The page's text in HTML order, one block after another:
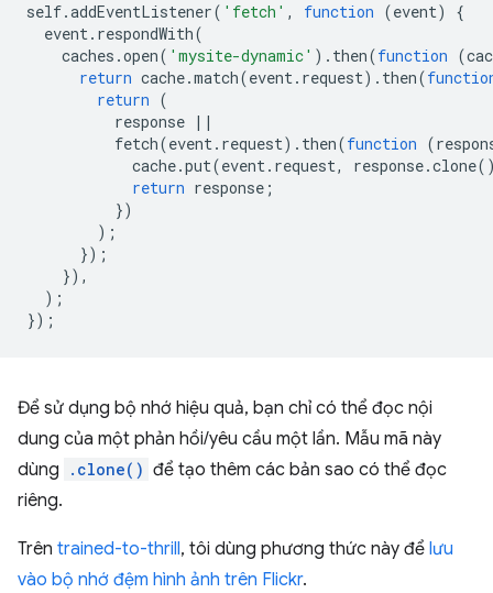
self.addEventListener( 'fetch' , function (event)
{
event. respondWith(
caches .open( 'mysite-dynamic' ). then(function (
return cache.match(event. request). then(
return (
response ||
fetch(event. request). then(function (
cache.put(event. request, response.clone
return response ;
})
);
});
}),
);
});
Để sử dụng bộ nhớ hiệu quả, bạn chỉ có thể đọc nội
dung của một phản hồi/yêu cầu một lần. Mẫu mã này
dùng
.clone() để tạo thêm các bản sao có thể đọc
riêng.
Trên trained-to-thrill, tôi dùng phương thức này để lưu
vào bộ nhớ đệm hình ảnh trên Flickr.